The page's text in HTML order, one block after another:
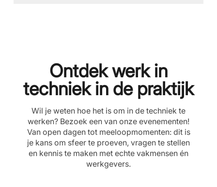
Ontdek werk in
techniek in de praktijk
Wil je weten hoe het is om in de techniek te
werken? Bezoek een van onze evenementen!
Van open dagen tot meeloopmomenten: dit is
je kans om sfeer te proeven, vragen te stellen
en kennis te maken met echte vakmensen én
werkgevers.